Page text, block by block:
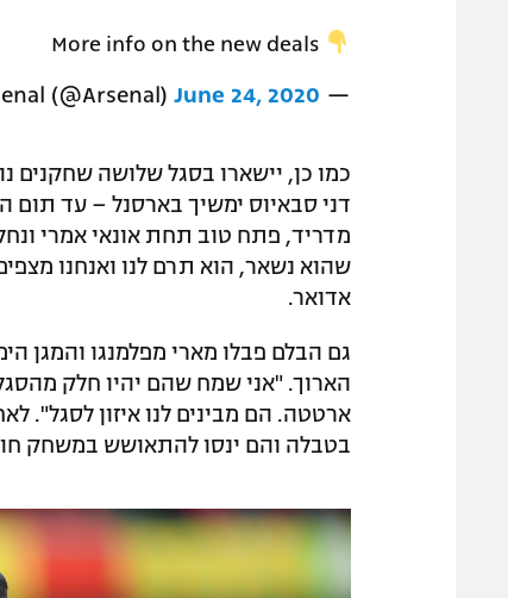
More info on the new deals
— Arsenal (@Arsenal)
June 24, 2020
כמו כן, יישארו בסגל שלושה שחקנים
דני סבאיוס ימשיך בארסנל – עד תום
מדריד, פתח טוב תחת אונאי אמרי
שהוא נשאר, הוא תרם לנו ואנחנו
אדואר.
גם הבלם פבלו מארי מפלמנגו והמגן
הארוך. "אני שמח שהם יהיו חלק
ארטטה. הם מבינים לנו איזון לסגל".
בטבלה והם ינסו להתאושש במשחק